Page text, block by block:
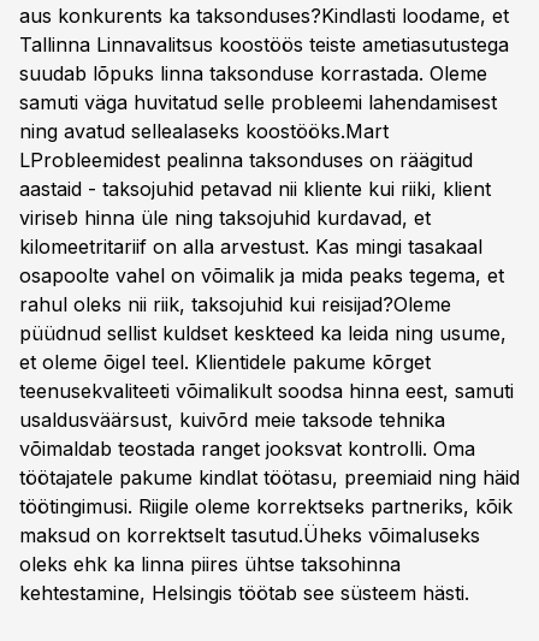
aus konkurents ka taksonduses?Kindlasti loodame, et
Tallinna Linnavalitsus koostöös teiste ametiasutustega
suudab lõpuks linna taksonduse korrastada. Oleme
samuti väga huvitatud selle probleemi lahendamisest
ning avatud sellealaseks koostööks.Mart
LProbleemidest pealinna taksonduses on räägitud
aastaid - taksojuhid petavad nii kliente kui riiki, klient
viriseb hinna üle ning taksojuhid kurdavad, et
kilomeetritariif on alla arvestust. Kas mingi tasakaal
osapoolte vahel on võimalik ja mida peaks tegema, et
rahul oleks nii riik, taksojuhid kui reisijad?Oleme
püüdnud sellist kuldset keskteed ka leida ning usume,
et oleme õigel teel. Klientidele pakume kõrget
teenusekvaliteeti võimalikult soodsa hinna eest, samuti
usaldusväärsust, kuivõrd meie taksode tehnika
võimaldab teostada ranget jooksvat kontrolli. Oma
töötajatele pakume kindlat töötasu, preemiaid ning häid
töötingimusi. Riigile oleme korrektseks partneriks, kõik
maksud on korrektselt tasutud.Üheks võimaluseks
oleks ehk ka linna piires ühtse taksohinna
kehtestamine, Helsingis töötab see süsteem hästi.